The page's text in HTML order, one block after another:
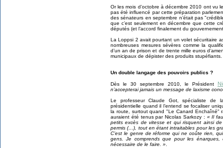
Or les mois d’octobre à décembre 2010 ont vu
pas été influencé par cette préparation
des sénateurs en septembre n’était pas
que c’est seulement en décembre que cette
députés (et l’accord finalement du
La Loppsi 2 avait pourtant un volet sécuritaire
nombreuses mesures sévères comme la
d’un an de prison et de trente mille euros
municipaux de dépister des produits stupéfiants.
Un double langage des pouvoirs publics ?
Dès le 30 septembre 2010, le Président
n’accepterai jamais un message de laxisme
Le professeur Claude Got, spécialiste
présidentielle quand il l’entend se focaliser
la route, surtout quand "Le Canard Enchaîné"
auraient été tenus par Nicolas Sarkozy : « Il
petits excès de vitesse et qui risquent ainsi
permis (…), tout en étant intraitables pour les
C’est le genre de réforme qui ne coûte rien,
gens. Je comprends que pour les énarques,
nécessaire de le faire. ».